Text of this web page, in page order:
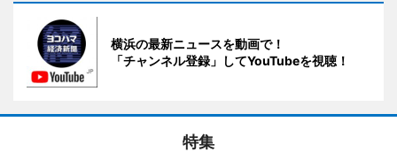
横浜の最新ニュースを動画で！
「チャンネル登録」してYouTubeを視聴！
特集